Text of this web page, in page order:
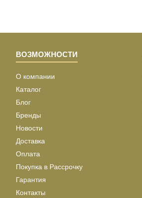
ВОЗМОЖНОСТИ
О компании
Каталог
Блог
Бренды
Новости
Доставка
Оплата
Покупка в Рассрочку
Гарантия
Контакты